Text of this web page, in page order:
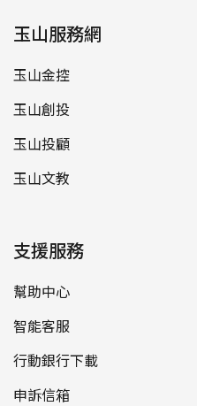
玉山服務網
玉山金控
玉山創投
玉山投顧
玉山文教
支援服務
幫助中心
智能客服
行動銀行下載
申訴信箱